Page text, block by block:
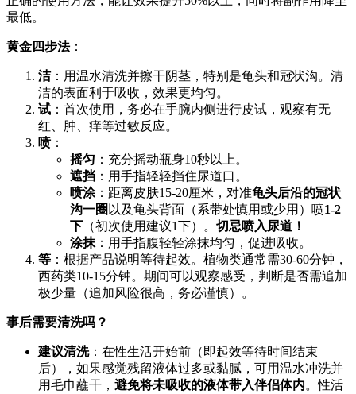
最低。
黄金四步法：
洁：用温水清洗并擦干阴茎，特别是龟头和冠状沟。清
洁的表面利于吸收，效果更均匀。
试 ：首次使用，务必在手腕内侧进行皮试，观察有无
红、肿、痒等过敏反应。
喷：
摇匀 ：充分摇动瓶身10秒以上。
遮挡 ：用手指轻轻挡住尿道口。
喷涂：距离皮肤15-20厘米，对准龟头后沿的冠状
沟一圈以及龟头背面（系带处慎用或少用）喷1-2
下 （初次使用建议1下）。 切忌喷入尿道！
涂抹：用手指腹轻轻涂抹均匀，促进吸收。
等 ：根据产品说明等待起效。植物类通常需30-60分钟，
西药类10-15分钟。期间可以观察感受，判断是否需追加
极少量（追加风险很高，务必谨慎）。
事后需要清洗吗？
建议清洗：在性生活开始前（即起效等待时间结束
后），如果感觉残留液体过多或黏腻，可用温水冲洗并
用毛巾蘸干， 避免将未吸收的液体带入伴侣体内。性活